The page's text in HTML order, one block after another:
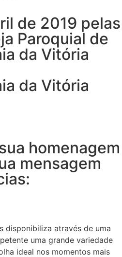
de 2019 pelas
Paroquial de
da Vitória
da Vitória
homenagem
mensagem
disponibiliza através de uma
uma grande variedade
ideal nos momentos mais